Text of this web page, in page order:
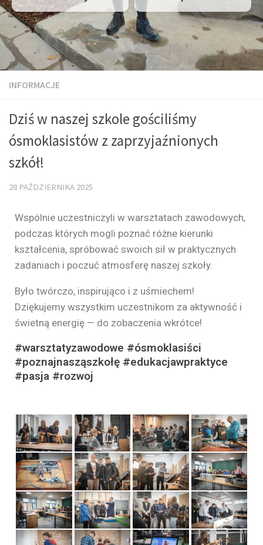
INFORMACJE
Dziś w naszej szkole gościliśmy
ósmoklasistów z zaprzyjaźnionych
szkół!
28 PAŹDZIERNIKA 2025
Wspólnie uczestniczyli w warsztatach zawodowych,
podczas których mogli poznać różne kierunki
kształcenia, spróbować swoich sił w praktycznych
zadaniach i poczuć atmosferę naszej szkoły.
Było twórczo, inspirująco i z uśmiechem!
Dziękujemy wszystkim uczestnikom za aktywność i
świetną energię — do zobaczenia wkrótce!
#warsztatyzawodowe #ósmoklasiści
#poznajnasząszkołę #edukacjawpraktyce
#pasja #rozwoj